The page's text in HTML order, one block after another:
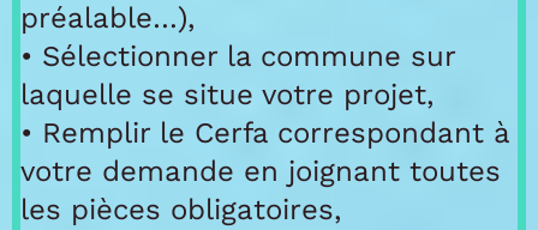
préalable…),
• Sélectionner la commune sur
laquelle se situe votre projet,
• Remplir le Cerfa correspondant à
votre demande en joignant toutes
les pièces obligatoires,